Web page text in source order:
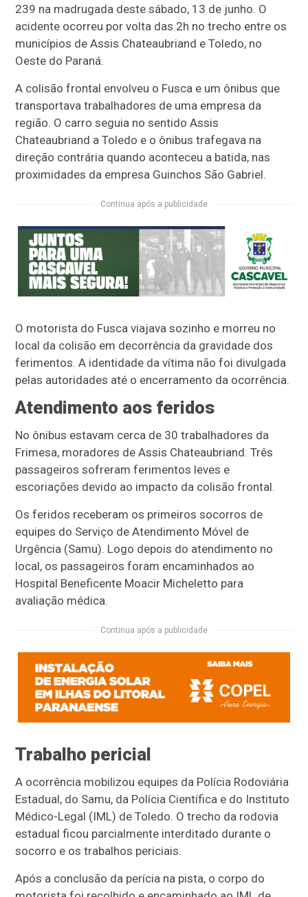
239 na madrugada deste sábado, 13 de junho. O
acidente ocorreu por volta das 2h no trecho entre os
municípios de Assis Chateaubriand e Toledo, no
Oeste do Paraná.
A colisão frontal envolveu o Fusca e um ônibus que
transportava trabalhadores de uma empresa da
região. O carro seguia no sentido Assis
Chateaubriand a Toledo e o ônibus trafegava na
direção contrária quando aconteceu a batida, nas
proximidades da empresa Guinchos São Gabriel.
Continua após a publicidade
O motorista do Fusca viajava sozinho e morreu no
local da colisão em decorrência da gravidade dos
ferimentos. A identidade da vítima não foi divulgada
pelas autoridades até o encerramento da ocorrência.
Atendimento aos feridos
No ônibus estavam cerca de 30 trabalhadores da
Frimesa, moradores de Assis Chateaubriand. Três
passageiros sofreram ferimentos leves e
escoriações devido ao impacto da colisão frontal.
Os feridos receberam os primeiros socorros de
equipes do Serviço de Atendimento Móvel de
Urgência (Samu). Logo depois do atendimento no
local, os passageiros foram encaminhados ao
Hospital Beneficente Moacir Micheletto para
avaliação médica.
Continua após a publicidade
Trabalho pericial
A ocorrência mobilizou equipes da Polícia Rodoviária
Estadual, do Samu, da Polícia Científica e do Instituto
Médico-Legal (IML) de Toledo. O trecho da rodovia
estadual ficou parcialmente interditado durante o
socorro e os trabalhos periciais.
Após a conclusão da perícia na pista, o corpo do